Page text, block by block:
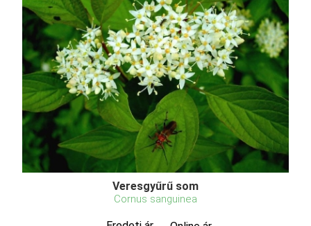
Veresgyűrű som
Cornus sanguinea